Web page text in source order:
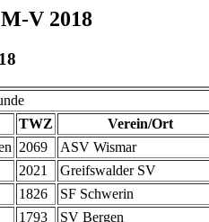
V 2018
TWZ
Verein/Ort
2069
ASV Wismar
2021
Greifswalder SV
1826
SF Schwerin
1793
SV Bergen